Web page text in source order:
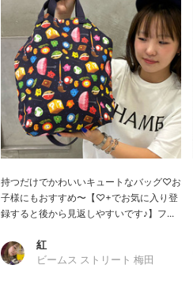
持つだけでかわいいキュートなバッグ♡お
子様にもおすすめ〜【♡+でお気に入り登
録すると後から見返しやすいです♪】フ...
紅
ビームス ストリート 梅田